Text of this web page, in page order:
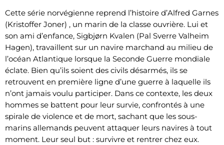
Cette série norvégienne reprend l’histoire d’Alfred Garnes
(Kristoffer Joner) , un marin de la classe ouvrière. Lui et
son ami d’enfance, Sigbjørn Kvalen (Pal Sverre Valheim
Hagen), travaillent sur un navire marchand au milieu de
l’océan Atlantique lorsque la Seconde Guerre mondiale
éclate. Bien qu’ils soient des civils désarmés, ils se
retrouvent en première ligne d’une guerre à laquelle ils
n’ont jamais voulu participer. Dans ce contexte, les deux
hommes se battent pour leur survie, confrontés à une
spirale de violence et de mort, sachant que les sous-
marins allemands peuvent attaquer leurs navires à tout
moment. Leur seul but : survivre et rentrer chez eux.